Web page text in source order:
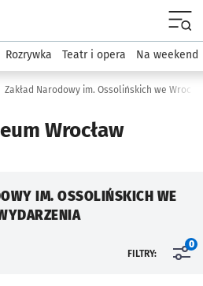
podserwis: Wydarzenia
Rozrywka Teatr i opera Na weekend
Zakład Narodowy im. Ossolińskich we
Wrocław
IM. OSSOLIŃSKICH WE
FILTRY:
0